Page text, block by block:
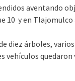
aventando
10 y en
diez árboles,
vehículos quedaron